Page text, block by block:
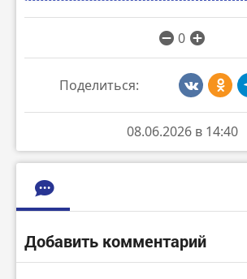
0
Поделиться:
08.06.2026 в 14:40
Добавить комментарий